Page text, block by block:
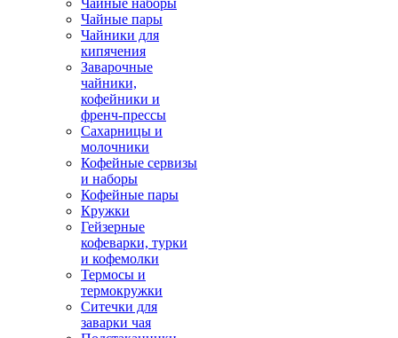
Чайные наборы
Чайные пары
Чайники для
кипячения
Заварочные
чайники,
кофейники и
френч-прессы
Сахарницы и
молочники
Кофейные сервизы
и наборы
Кофейные пары
Кружки
Гейзерные
кофеварки, турки
и кофемолки
Термосы и
термокружки
Ситечки для
заварки чая